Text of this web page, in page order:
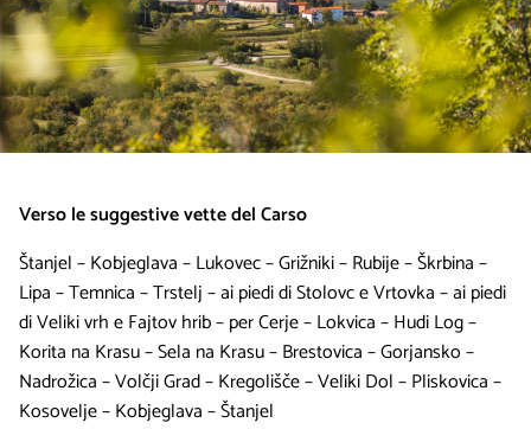
Verso le suggestive vette del Carso
Štanjel – Kobjeglava – Lukovec – Grižniki – Rubije – Škrbina –
Lipa – Temnica – Trstelj – ai piedi di Stolovc e Vrtovka – ai piedi
di Veliki vrh e Fajtov hrib – per Cerje – Lokvica – Hudi Log –
Korita na Krasu – Sela na Krasu – Brestovica – Gorjansko –
Nadrožica – Volčji Grad – Kregolišče – Veliki Dol – Pliskovica –
Kosovelje – Kobjeglava – Štanjel